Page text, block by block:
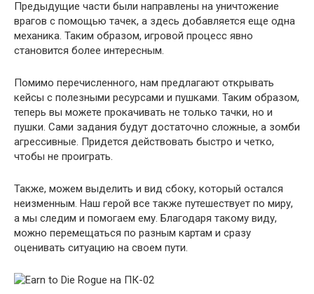
Предыдущие части были направлены на уничтожение
врагов с помощью тачек, а здесь добавляется еще одна
механика. Таким образом, игровой процесс явно
становится более интересным.
Помимо перечисленного, нам предлагают открывать
кейсы с полезными ресурсами и пушками. Таким образом,
теперь вы можете прокачивать не только тачки, но и
пушки. Сами задания будут достаточно сложные, а зомби
агрессивные. Придется действовать быстро и четко,
чтобы не проиграть.
Также, можем выделить и вид сбоку, который остался
неизменным. Наш герой все также путешествует по миру,
а мы следим и помогаем ему. Благодаря такому виду,
можно перемещаться по разным картам и сразу
оценивать ситуацию на своем пути.